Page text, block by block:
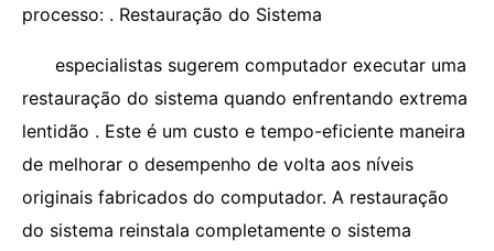
processo: . Restauração do Sistema
especialistas sugerem computador executar uma
restauração do sistema quando enfrentando extrema
lentidão . Este é um custo e tempo-eficiente maneira
de melhorar o desempenho de volta aos níveis
originais fabricados do computador. A restauração
do sistema reinstala completamente o sistema